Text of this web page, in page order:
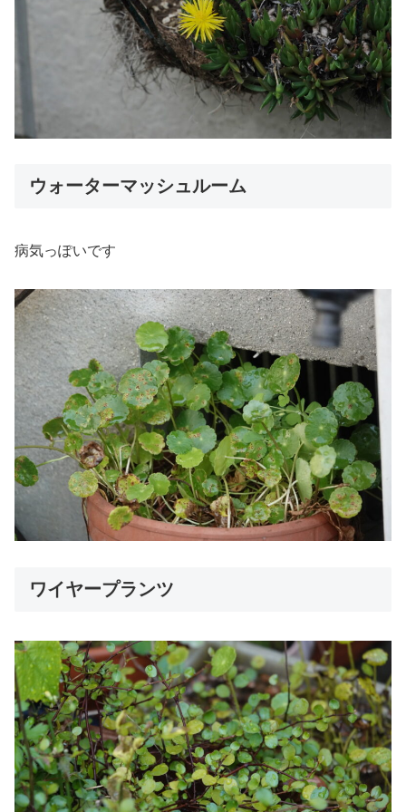
ウォーターマッシュルーム
病気っぽいです
ワイヤープランツ